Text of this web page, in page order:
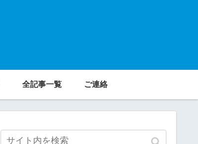
全記事一覧 ご連絡